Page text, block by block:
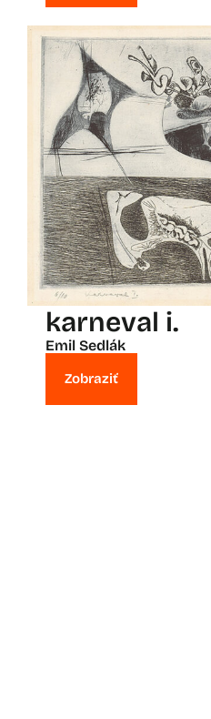
karneval i.
Emil Sedlák
Zobraziť